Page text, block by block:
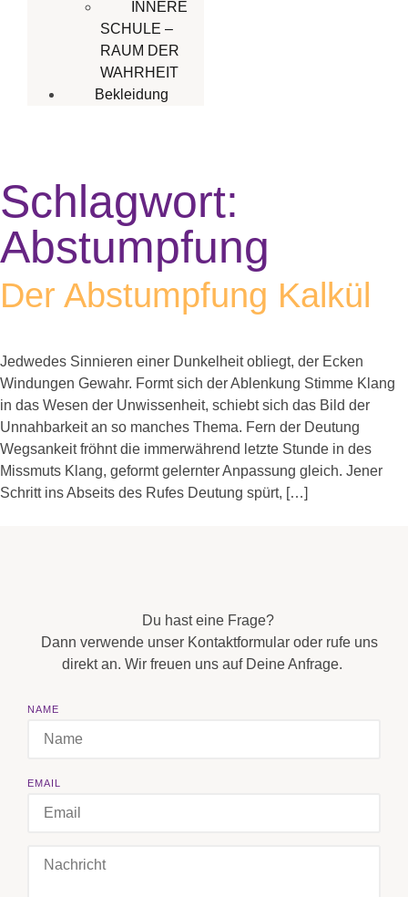
INNERE
SCHULE –
RAUM DER
WAHRHEIT
Bekleidung
Schlagwort:
Abstumpfung
Der Abstumpfung Kalkül
Jedwedes Sinnieren einer Dunkelheit obliegt, der Ecken
Windungen Gewahr. Formt sich der Ablenkung Stimme Klang
in das Wesen der Unwissenheit, schiebt sich das Bild der
Unnahbarkeit an so manches Thema. Fern der Deutung
Wegsankeit fröhnt die immerwährend letzte Stunde in des
Missmuts Klang, geformt gelernter Anpassung gleich. Jener
Schritt ins Abseits des Rufes Deutung spürt, […]
Du hast eine Frage?
Dann verwende unser Kontaktformular oder rufe uns
direkt an. Wir freuen uns auf Deine Anfrage.
NAME
EMAIL